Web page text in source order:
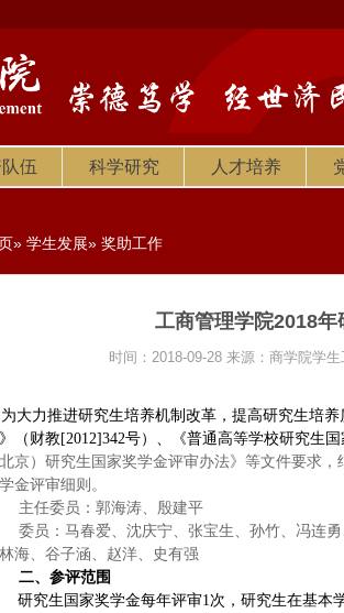
伍 科学研究 人才培养
» 学生发展» 奖助工作
工商管理学院2018年
时间：2018-09-28 来源：商学院学生
为大力推进研究生培养机制改革，提高研究生培
（财教[2012]342号）、《普通高等学校研究生
北京）研究生国家奖学金评审办法》等文件要求，
金评审细则。
主任委员：郭海涛、殷建平
委员：马春爱、沈庆宁、张宝生、孙竹、冯连
海、谷子涵、赵洋、史有强
二、参评范围
研究生国家奖学金每年评审1次，研究生在基本